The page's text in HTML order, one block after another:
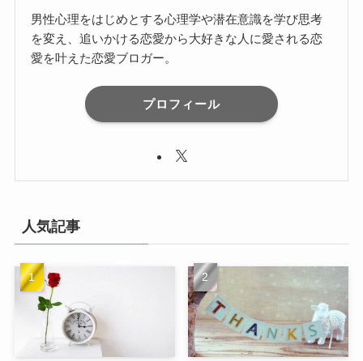
男性心理をはじめとする心理学や潜在意識を学び思考
を変え、追いかける恋愛から大好きな人に愛される恋
愛を叶えた恋愛ブロガー。
プロフィール
人気記事